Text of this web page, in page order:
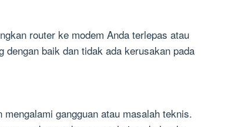
router ke modem Anda terlepas atau
baik dan tidak ada kerusakan pada
gangguan atau masalah teknis.